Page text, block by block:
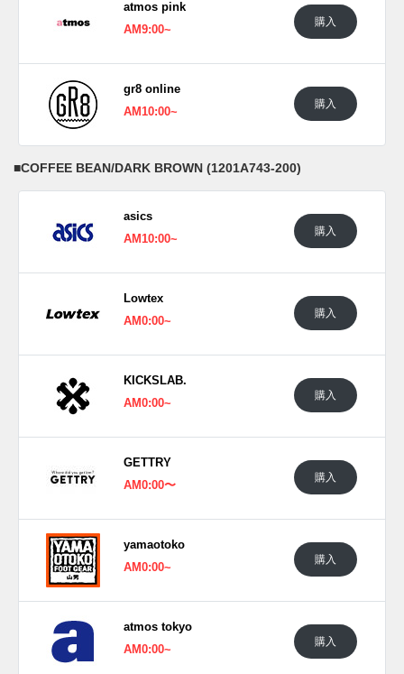
atmos pink
AM9:00~
購入
gr8 online
AM10:00~
購入
■COFFEE BEAN/DARK BROWN (1201A743-200)
asics
AM10:00~
購入
Lowtex
AM0:00~
購入
KICKSLAB.
AM0:00~
購入
GETTRY
AM0:00〜
購入
yamaotoko
AM0:00~
購入
atmos tokyo
AM0:00~
購入